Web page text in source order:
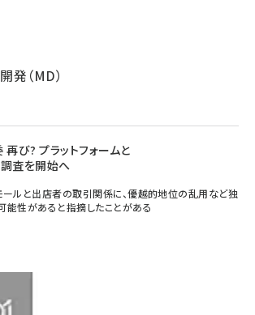
発（MD）
び? プラットフォームと
査を開始へ
ールと出店者の取引関係に、優越的地位の乱用など独
能性があると指摘したことがある